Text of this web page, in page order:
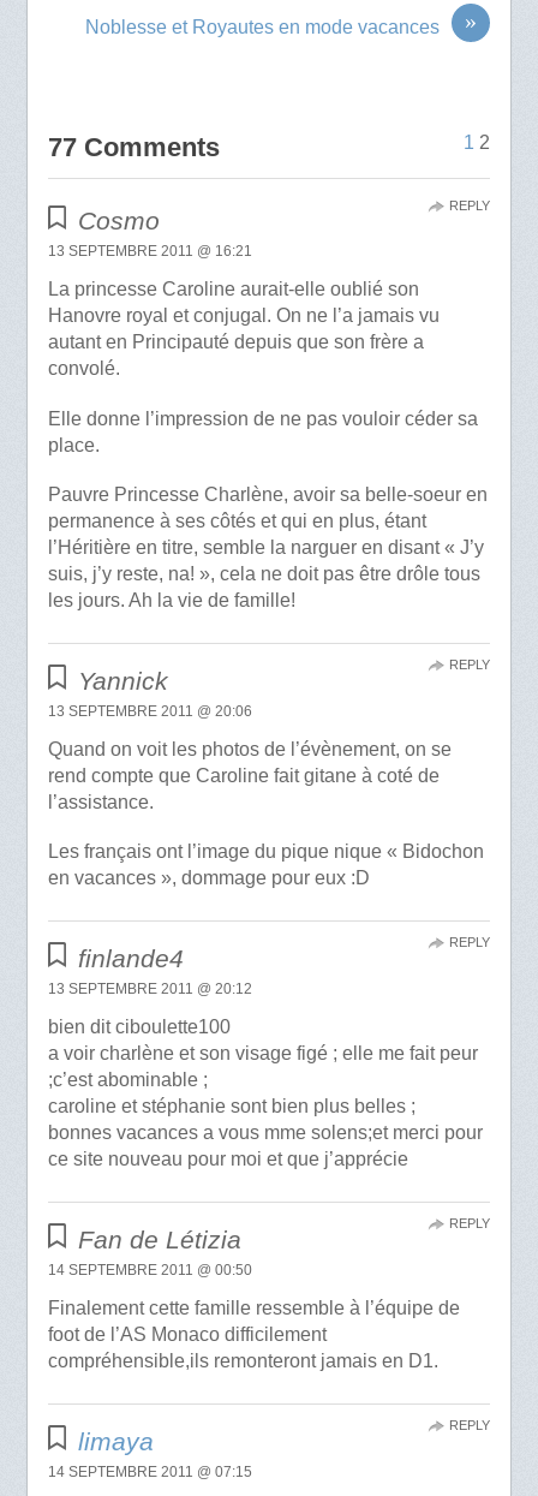
»
Noblesse et Royautes en mode vacances
77 Comments 1 2
Cosmo
13 SEPTEMBRE 2011 @ 16:21
La princesse Caroline aurait-elle oublié son
Hanovre royal et conjugal. On ne l’a jamais vu
autant en Principauté depuis que son frère a
convolé.
Elle donne l’impression de ne pas vouloir céder sa
place.
Pauvre Princesse Charlène, avoir sa belle-soeur en
permanence à ses côtés et qui en plus, étant
l’Héritière en titre, semble la narguer en disant « J’y
suis, j’y reste, na! », cela ne doit pas être drôle tous
les jours. Ah la vie de famille!
REPLY
Yannick
13 SEPTEMBRE 2011 @ 20:06
Quand on voit les photos de l’évènement, on se
rend compte que Caroline fait gitane à coté de
l’assistance.
Les français ont l’image du pique nique « Bidochon
en vacances », dommage pour eux :D
REPLY
finlande4
13 SEPTEMBRE 2011 @ 20:12
bien dit ciboulette100
a voir charlène et son visage figé ; elle me fait peur
;c’est abominable ;
caroline et stéphanie sont bien plus belles ;
bonnes vacances a vous mme solens;et merci pour
ce site nouveau pour moi et que j’apprécie
REPLY
Fan de Létizia
14 SEPTEMBRE 2011 @ 00:50
Finalement cette famille ressemble à l’équipe de
foot de l’AS Monaco difficilement
compréhensible,ils remonteront jamais en D1.
REPLY
limaya
14 SEPTEMBRE 2011 @ 07:15
REPLY